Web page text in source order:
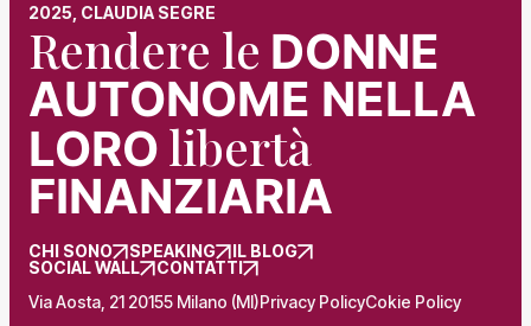
2025, CLAUDIA SEGRE
Rendere le DONNE
AUTONOME NELLA
LORO libertà
FINANZIARIA
CHI SONO SPEAKING
IL BLOG
SOCIAL WALL
CONTATTI
Via Aosta, 21 20155 Milano (MI)Privacy PolicyCokie Policy